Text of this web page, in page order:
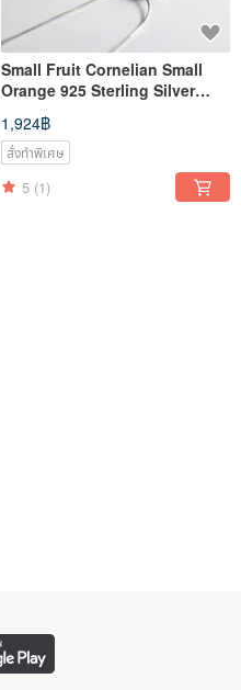
Small Fruit Cornelian Small
Orange 925 Sterling Silver
Necklace
1,924฿
สั่งทำพิเศษ
5 (1)